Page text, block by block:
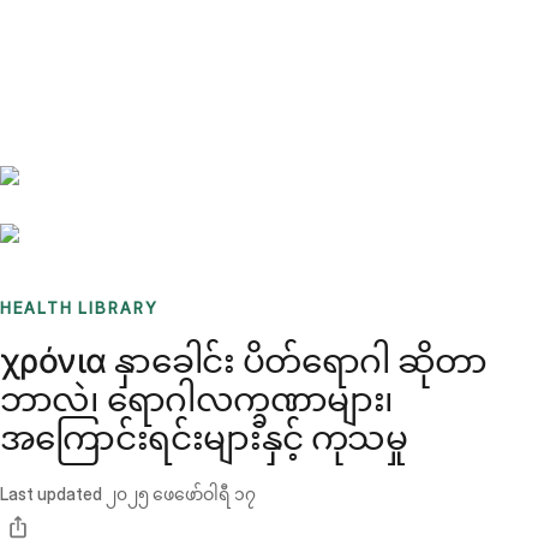
HEALTH LIBRARY
χρόνια နှာခေါင်း ပိတ်ရောဂါ ဆိုတာ
ဘာလဲ၊ ရောဂါလက္ခဏာများ၊
အကြောင်းရင်းများနှင့် ကုသမှု
Last updated ၂၀၂၅ ဖေဖော်ဝါရီ ၁၇